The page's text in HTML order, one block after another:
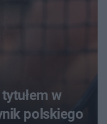
w
polskiego